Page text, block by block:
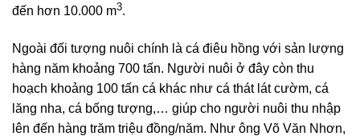
đến hơn 10.000 m3.
Ngoài đối tượng nuôi chính là cá điêu hồng với sản lượng
hàng năm khoảng 700 tấn. Người nuôi ở đây còn thu
hoạch khoảng 100 tấn cá khác như cá thát lát cườm, cá
lăng nha, cá bống tượng,… giúp cho người nuôi thu nhập
lên đến hàng trăm triệu đồng/năm. Như ông Võ Văn Nhơn,